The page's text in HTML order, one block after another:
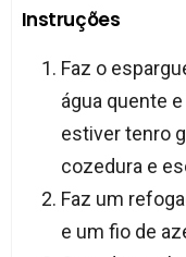
Instruções
Faz o
água quente
estiver tenro
cozedura e
Faz um
e um fio de